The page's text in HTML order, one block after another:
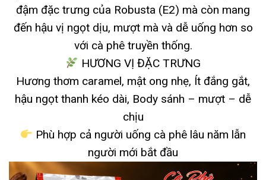
đậm đặc trưng của Robusta (E2) mà còn mang
đến hậu vị ngọt dịu, mượt mà và dễ uống hơn so
với cà phê truyền thống.
HƯƠNG VỊ ĐẶC TRƯNG
Hương thơm caramel, mật ong nhẹ, Ít đắng gắt,
hậu ngọt thanh kéo dài, Body sánh – mượt – dễ
chịu
Phù hợp cả người uống cà phê lâu năm lẫn
người mới bắt đầu